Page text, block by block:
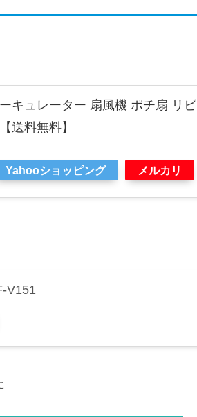
キュレーター 扇風機 ポチ扇 リビ
送料無料】
Yahooショッピング メルカリ
V151